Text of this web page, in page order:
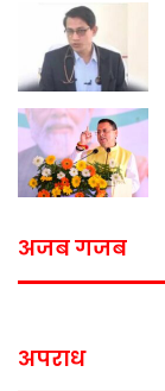
अजब गजब
अपराध